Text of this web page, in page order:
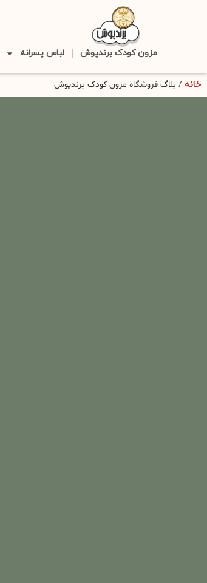
مزون کودک برندپوش لباس پسرانه
خانه / بلاگ فروشگاه مزون کودک برندپوش